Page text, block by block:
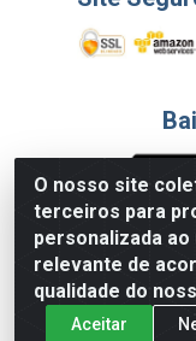
O nosso site
terceiros para
personalizada
relevante de
qualidade do
Aceitar